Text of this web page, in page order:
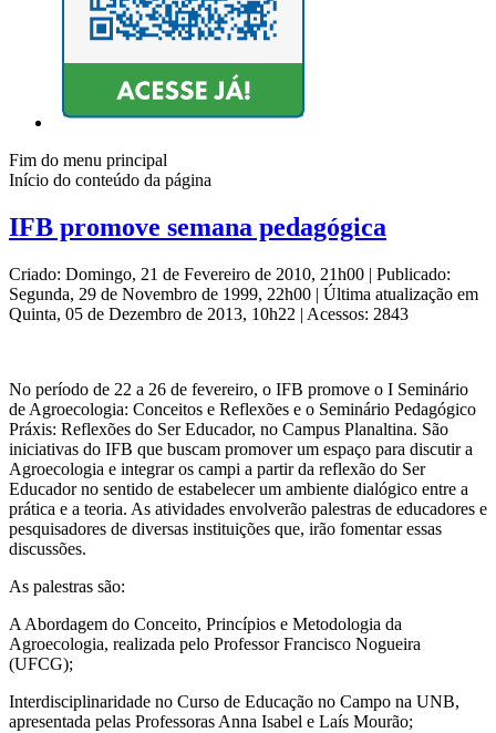
Fim do menu principal
Início do conteúdo da página
IFB promove semana pedagógica
Criado: Domingo, 21 de Fevereiro de 2010, 21h00 | Publicado:
Segunda, 29 de Novembro de 1999, 22h00 | Última atualização em
Quinta, 05 de Dezembro de 2013, 10h22 | Acessos: 2843
No período de 22 a 26 de fevereiro, o IFB promove o I Seminário
de Agroecologia: Conceitos e Reflexões e o Seminário Pedagógico
Práxis: Reflexões do Ser Educador, no Campus Planaltina. São
iniciativas do IFB que buscam promover um espaço para discutir a
Agroecologia e integrar os campi a partir da reflexão do Ser
Educador no sentido de estabelecer um ambiente dialógico entre a
prática e a teoria. As atividades envolverão palestras de educadores e
pesquisadores de diversas instituições que, irão fomentar essas
discussões.
As palestras são:
A Abordagem do Conceito, Princípios e Metodologia da
Agroecologia, realizada pelo Professor Francisco Nogueira
(UFCG);
Interdisciplinaridade no Curso de Educação no Campo na UNB,
apresentada pelas Professoras Anna Isabel e Laís Mourão;